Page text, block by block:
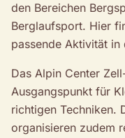
den Bereichen
Berglaufsport. Hier
passende Aktivität in
Das Alpin Center
Ausgangspunkt für
richtigen Techniken.
organisieren zudem